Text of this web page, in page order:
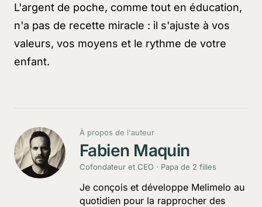
L'argent de poche, comme tout en éducation,
n'a pas de recette miracle : il s'ajuste à vos
valeurs, vos moyens et le rythme de votre
enfant.
À propos de l'auteur
Fabien Maquin
Cofondateur et CEO · Papa de 2 filles
Je conçois et développe Melimelo au
quotidien pour la rapprocher des